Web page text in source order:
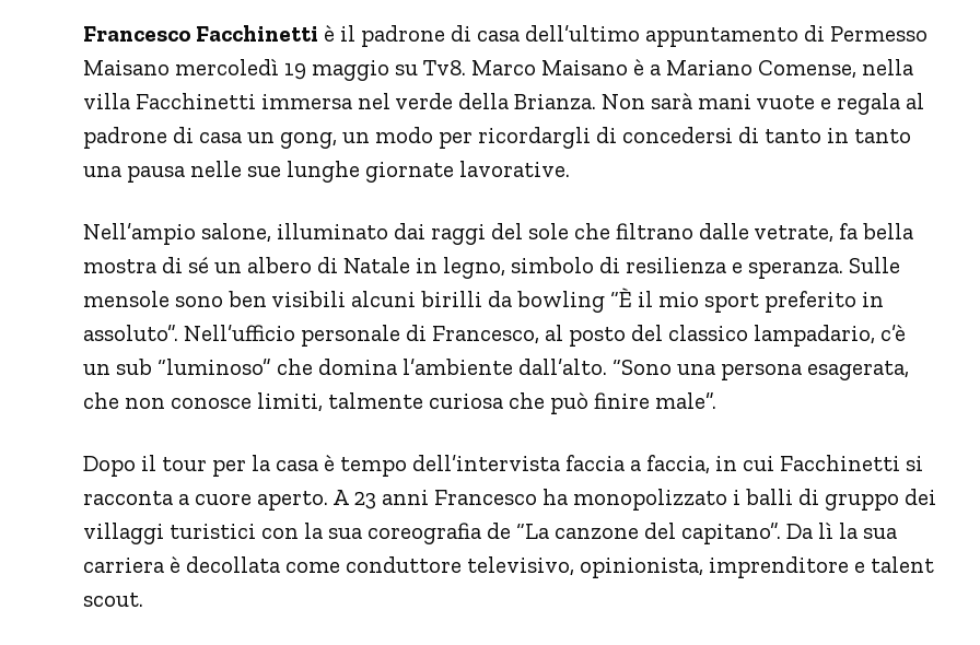
Francesco Facchinetti è il padrone di casa dell’ultimo appuntamento di Permesso
Maisano mercoledì 19 maggio su Tv8. Marco Maisano è a Mariano Comense, nella
villa Facchinetti immersa nel verde della Brianza. Non sarà mani vuote e regala al
padrone di casa un gong, un modo per ricordargli di concedersi di tanto in tanto
una pausa nelle sue lunghe giornate lavorative.
Nell’ampio salone, illuminato dai raggi del sole che filtrano dalle vetrate, fa bella
mostra di sé un albero di Natale in legno, simbolo di resilienza e speranza. Sulle
mensole sono ben visibili alcuni birilli da bowling “È il mio sport preferito in
assoluto”. Nell’ufficio personale di Francesco, al posto del classico lampadario, c’è
un sub “luminoso” che domina l’ambiente dall’alto. “Sono una persona esagerata,
che non conosce limiti, talmente curiosa che può finire male”.
Dopo il tour per la casa è tempo dell’intervista faccia a faccia, in cui Facchinetti si
racconta a cuore aperto. A 23 anni Francesco ha monopolizzato i balli di gruppo dei
villaggi turistici con la sua coreografia de “La canzone del capitano”. Da lì la sua
carriera è decollata come conduttore televisivo, opinionista, imprenditore e talent
scout.